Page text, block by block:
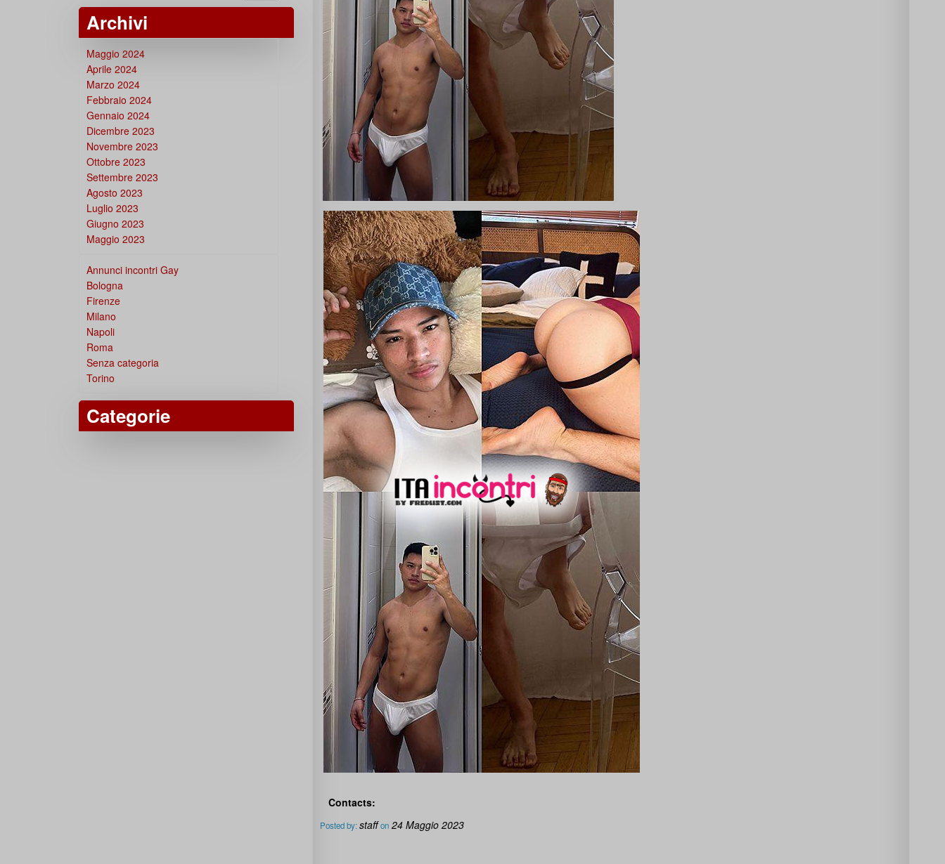
Contacts:
Posted by:staff on 24 Maggio 2023
Archivi
Maggio 2024
Aprile 2024
Marzo 2024
Febbraio 2024
Gennaio 2024
Dicembre 2023
Novembre 2023
Ottobre 2023
Settembre 2023
Agosto 2023
Luglio 2023
Giugno 2023
Maggio 2023
Annunci incontri Gay
Bologna
Firenze
Milano
Napoli
Roma
Senza categoria
Torino
Categorie